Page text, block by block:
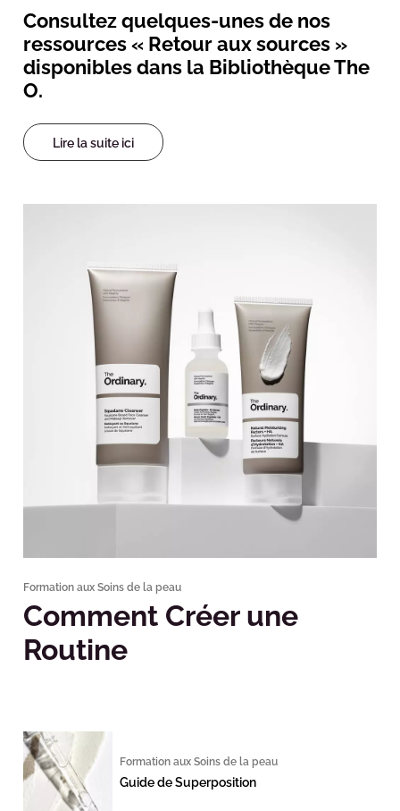
Consultez quelques-unes de nos
ressources « Retour aux sources »
disponibles dans la Bibliothèque The
O.
Lire la suite ici
Formation aux Soins de la peau
Comment Créer une
Routine
Formation aux Soins de la peau
Guide de Superposition